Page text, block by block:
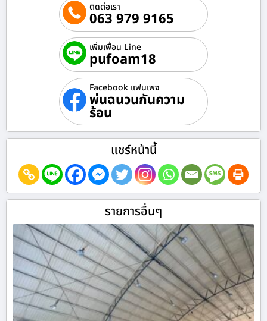
ติดต่อเรา
063 979 9165
เพิ่มเพื่อน Line
pufoam18
Facebook แฟนเพจ
พ่นฉนวนกันความ
ร้อน
แชร์หน้านี้
รายการอื่นๆ